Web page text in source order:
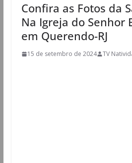
Confira as Fotos da
Na Igreja do Senhor
em Querendo-RJ
15 de setembro de 2024 TV